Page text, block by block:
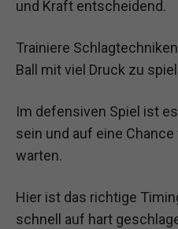
und Kraft entscheidend.
Trainiere
Ball mit viel Druck zu
Im defensiven Spiel ist
sein und auf eine
warten.
Hier ist das richtige
schnell auf hart